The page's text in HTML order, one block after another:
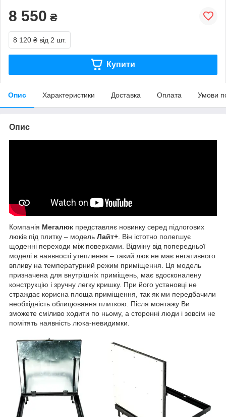
8 550 ₴
8 120 ₴ від 2 шт.
Купити
Опис Характеристики Доставка Оплата Умови
Опис
Компанія Мегалюк представляє новинку серед підлогових
люків під плитку – модель Лайт+ . Він істотно полегшує
щоденні переходи між поверхами. Відміну від попередньої
моделі в наявності утеплення – такий люк не має негативного
впливу на температурний режим приміщення. Ця модель
призначена для внутрішніх приміщень, має вдосконалену
конструкцію і зручну легку кришку. При його установці не
страждає корисна площа приміщення, так як ми передбачили
необхідність облицювання плиткою. Після монтажу Ви
зможете сміливо ходити по ньому, а сторонні люди і зовсім не
помітять наявність люка-невидимки.